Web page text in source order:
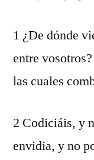
1 ¿De dónde
entre
las cuales
2 Codiciáis, y
envidia, y no